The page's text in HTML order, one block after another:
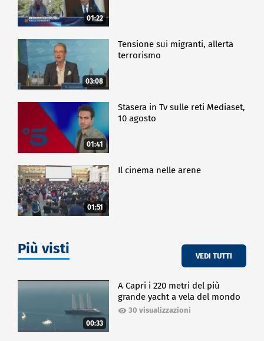
01:22
03:08
Tensione sui migranti, allerta
terrorismo
01:41
Stasera in Tv sulle reti Mediaset,
10 agosto
01:51
Il cinema nelle arene
Più visti VEDI TUTTI
00:33
A Capri i 220 metri del più
grande yacht a vela del mondo
30 visualizzazioni